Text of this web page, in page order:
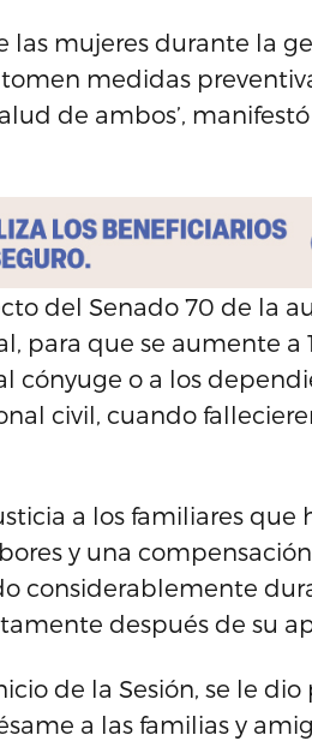
las mujeres durante la
medidas
de ambos’,
del Senado 70 de la
para que se aumente
cónyuge o a los
civil, cuando
a los familiares
y una
considerablemente
después de su
de la Sesión, se le
a las familias y